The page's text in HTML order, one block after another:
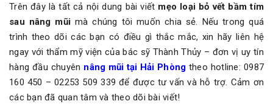
Trên đây là tất cả nội dung bài viết mẹo loại bỏ vết bầm tím
sau nâng mũi mà chúng tôi muốn chia sẻ. Nếu trong quá
trình theo dõi các bạn có điều gì thắc mắc, xin hãy liên hệ
ngay với thẩm mỹ viện của bác sỹ Thành Thủy – đơn vị uy tín
hàng đầu chuyên nâng mũi tại Hải Phòngtheo hotline: 0987
160 450 – 02253 509 339 để được tư vấn và hỗ trợ. Cảm ơn
các bạn đã quan tâm và theo dõi bài viết!